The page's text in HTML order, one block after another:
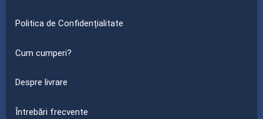
Politica de Confidențialitate
Cum cumperi?
Despre livrare
Întrebări frecvente